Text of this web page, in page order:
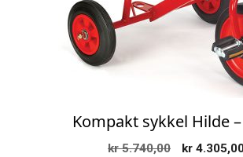
Kompakt sykkel Hilde
kr5.740,00 kr